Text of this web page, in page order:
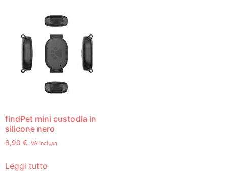
findPet mini custodia in
silicone nero
6,90 € IVA inclusa
Leggi tutto